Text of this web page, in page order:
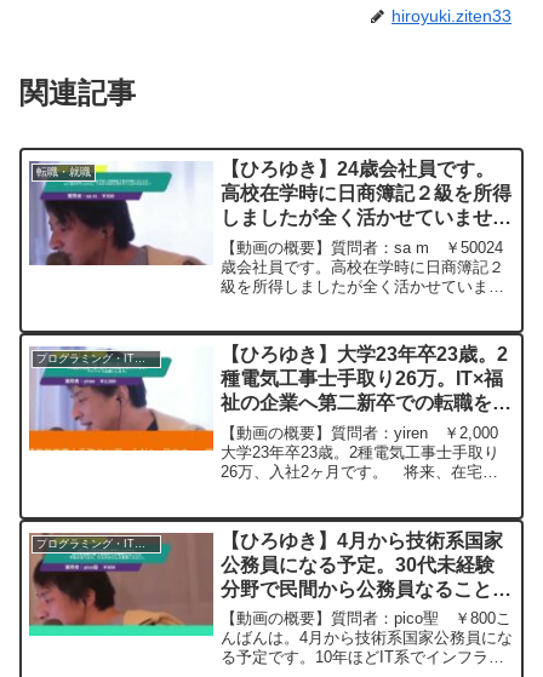
hiroyuki.ziten33
関連記事
転職・就職
【ひろゆき】24歳会社員です。
高校在学時に日商簿記２級を所得
しましたが全く活かせていませ
ん。これから何かに活かすことは
できますか？ー ひろゆき切り抜
き 20230919
【動画の概要】質問者：sa m ￥50024
歳会社員です。高校在学時に日商簿記２
級を所得しましたが全く活かせていませ
KARDANAKHI ESTATE 2020 202...
プログラミング・IT業界
【ひろゆき】大学23年卒23歳。2
種電気工事士手取り26万。IT×福
祉の企業へ第二新卒での転職を考
えています。アドバイスお願いし
ます。ー ひろゆき切り抜き
20230513
【動画の概要】質問者：yiren ￥2,000
大学23年卒23歳。2種電気工事士手取り
26万、入社2ヶ月です。 将来、在宅勤
を考えています。第二新卒とIT未経験の
転...
プログラミング・IT業界
【ひろゆき】4月から技術系国家
公務員になる予定。30代未経験
分野で民間から公務員なることに
不安があります。ひろゆきさんの
意見ください。ー ひろゆき切り
抜き 20240111
【動画の概要】質問者：pico聖 ￥800こ
んばんは。4月から技術系国家公務員にな
る予定です。10年ほどIT系でインフラエ